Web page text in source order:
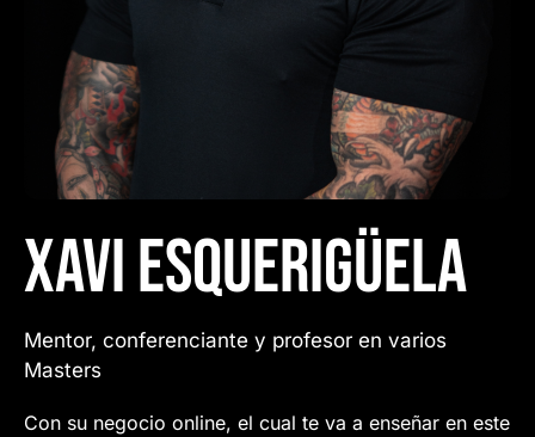
Xavi Esquerigüela
Mentor, conferenciante y profesor en varios
Masters
Con su negocio online, el cual te va a enseñar en este